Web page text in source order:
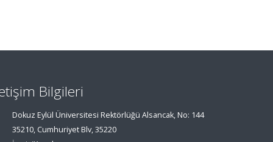
Bilgileri
Dokuz Eylül Üniversitesi Rektörlüğü Alsancak, No: 144
35210, Cumhuriyet Blv, 35220